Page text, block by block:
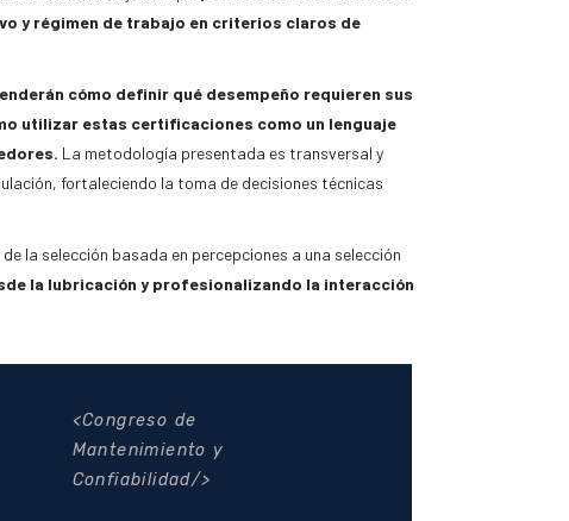
y régimen de trabajo en criterios claros de
cómo definir qué desempeño requieren sus
utilizar estas certificaciones como un lenguaje
La metodología presentada es transversal y
fortaleciendo la toma de decisiones técnicas
la selección basada en percepciones a una selección
la lubricación y profesionalizando la interacción
Congreso de
Mantenimiento y
Confiabilidad